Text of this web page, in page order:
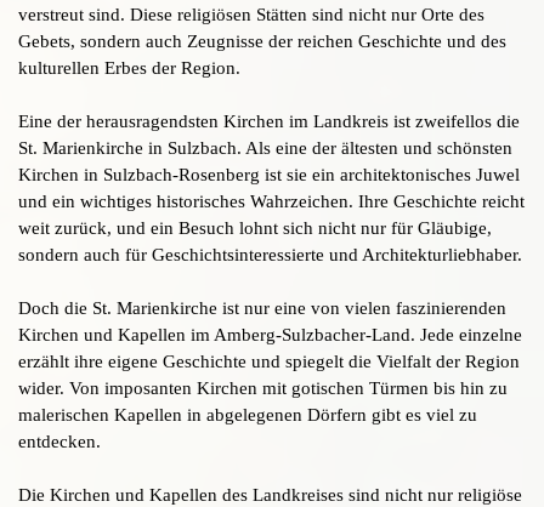
verstreut sind. Diese religiösen Stätten sind nicht nur Orte des
Gebets, sondern auch Zeugnisse der reichen Geschichte und des
kulturellen Erbes der Region.
Eine der herausragendsten Kirchen im Landkreis ist zweifellos die
St. Marienkirche in Sulzbach. Als eine der ältesten und schönsten
Kirchen in Sulzbach-Rosenberg ist sie ein architektonisches Juwel
und ein wichtiges historisches Wahrzeichen. Ihre Geschichte reicht
weit zurück, und ein Besuch lohnt sich nicht nur für Gläubige,
sondern auch für Geschichtsinteressierte und Architekturliebhaber.
Doch die St. Marienkirche ist nur eine von vielen faszinierenden
Kirchen und Kapellen im Amberg-Sulzbacher-Land. Jede einzelne
erzählt ihre eigene Geschichte und spiegelt die Vielfalt der Region
wider. Von imposanten Kirchen mit gotischen Türmen bis hin zu
malerischen Kapellen in abgelegenen Dörfern gibt es viel zu
entdecken.
Die Kirchen und Kapellen des Landkreises sind nicht nur religiöse